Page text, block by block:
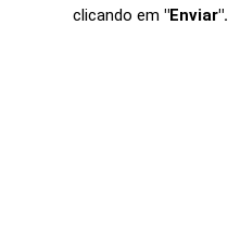
clicando em"Enviar".